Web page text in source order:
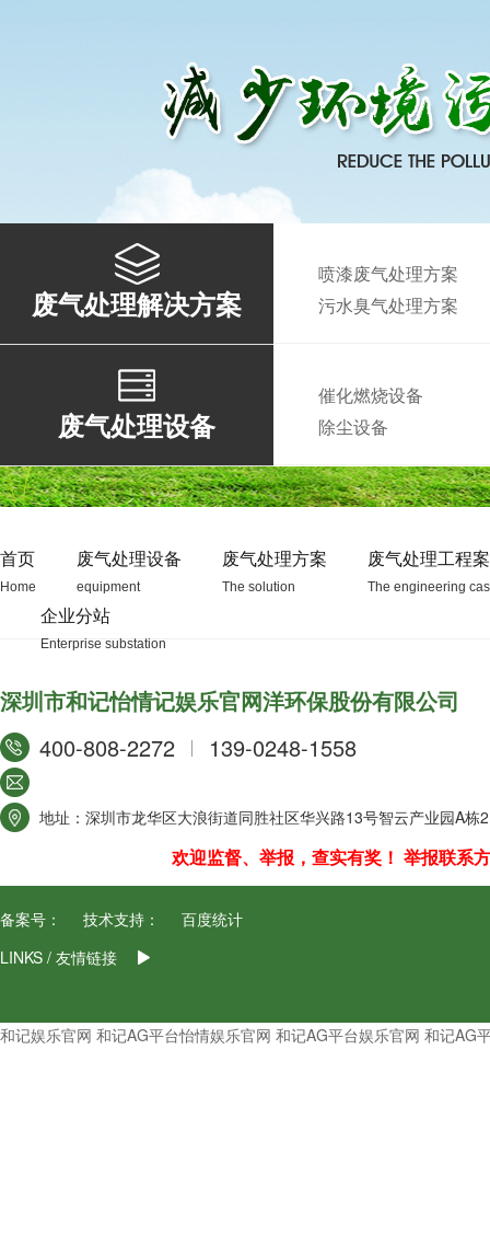
废气处理解决方案
喷漆废气处理方案
污水臭气处理方案
废气处理设备
催化燃烧设备
除尘设备
首页
Home
废气处理设备
equipment
废气处理方案
The solution
废气处理工程
The engineering
企业分站
Enterprise substation
深圳市和记怡情记娱乐官网洋环保股份有限公司
400-808-2272
139-0248-1558
地址：深圳市龙华区大浪街道同胜社区华兴路13号智云产业园A栋
欢迎监督、举报，查实有奖！ 举报联系
备案号： 技术支持：
百度统计
LINKS / 友情链接
和记娱乐官网 和记AG平台怡情娱乐官网 和记AG平台娱乐官网 和记AG